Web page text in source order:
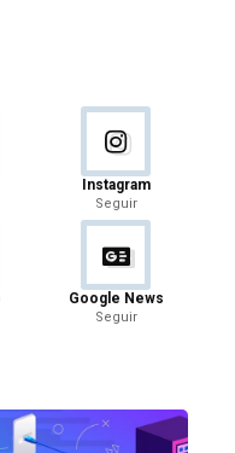
Instagram
Seguir
Google News
Seguir